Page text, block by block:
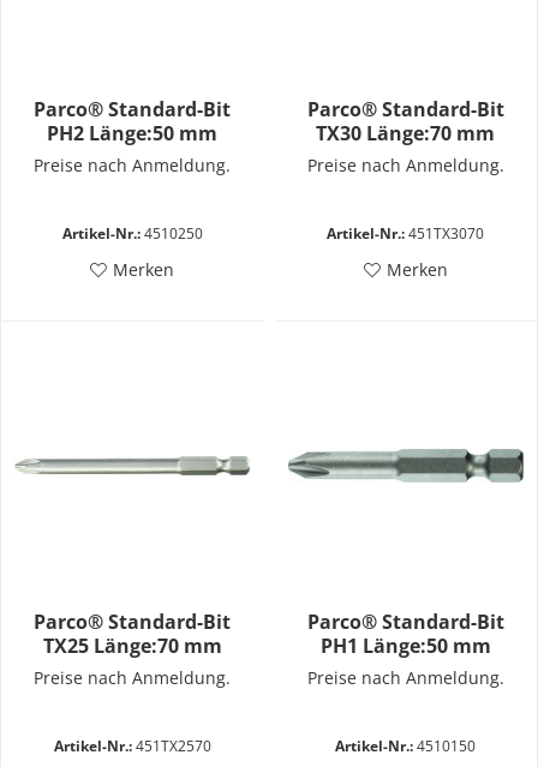
Parco® Standard-Bit
PH2 Länge:50 mm
Preise nach Anmeldung.
Artikel-Nr.:4510250
Merken
Parco® Standard-Bit
TX30 Länge:70 mm
Preise nach Anmeldung.
Artikel-Nr.:451TX3070
Merken
Parco® Standard-Bit
TX25 Länge:70 mm
Preise nach Anmeldung.
Artikel-Nr.:451TX2570
Parco® Standard-Bit
PH1 Länge:50 mm
Preise nach Anmeldung.
Artikel-Nr.:4510150